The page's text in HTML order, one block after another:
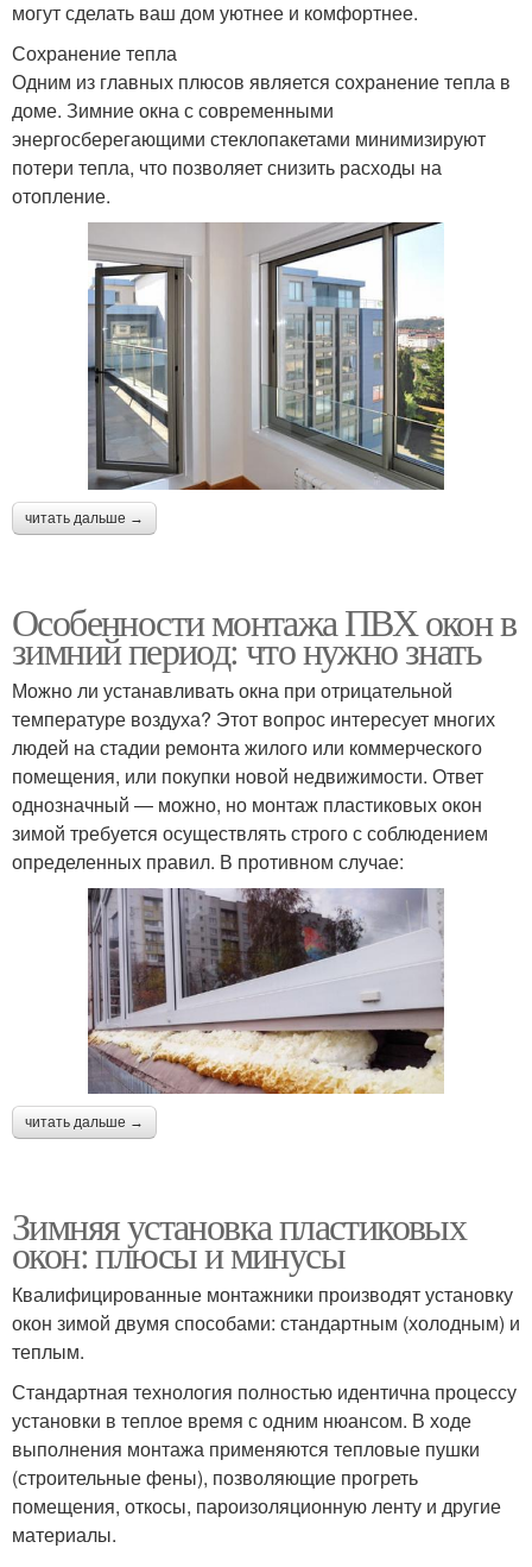
могут сделать ваш дом уютнее и комфортнее.
Сохранение тепла
Одним из главных плюсов является сохранение тепла в
доме. Зимние окна с современными
энергосберегающими стеклопакетами минимизируют
потери тепла, что позволяет снизить расходы на
отопление.
читать дальше →
Особенности монтажа ПВХ окон в
зимний период: что нужно знать
Можно ли устанавливать окна при отрицательной
температуре воздуха? Этот вопрос интересует многих
людей на стадии ремонта жилого или коммерческого
помещения, или покупки новой недвижимости. Ответ
однозначный — можно, но монтаж пластиковых окон
зимой требуется осуществлять строго с соблюдением
определенных правил. В противном случае:
читать дальше →
Зимняя установка пластиковых
окон: плюсы и минусы
Квалифицированные монтажники производят установку
окон зимой двумя способами: стандартным (холодным) и
теплым.
Стандартная технология полностью идентична процессу
установки в теплое время с одним нюансом. В ходе
выполнения монтажа применяются тепловые пушки
(строительные фены), позволяющие прогреть
помещения, откосы, пароизоляционную ленту и другие
материалы.